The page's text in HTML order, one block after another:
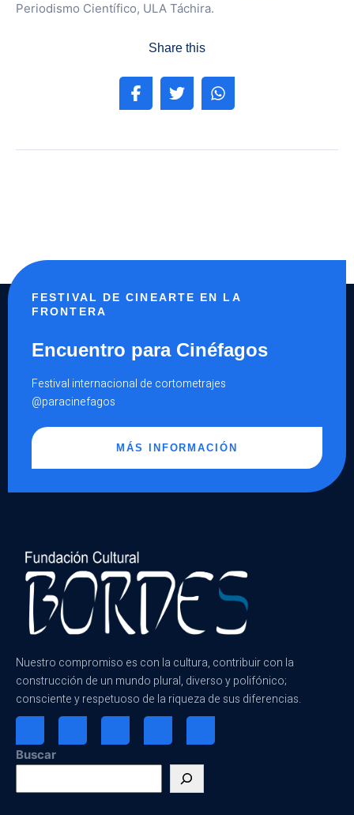
Periodismo Científico, ULA Táchira.
Share this
FESTIVAL DE CINEARTE EN LA
FRONTERA
Encuentro para Cinéfagos
Festival internacional de cortometrajes
@paracinefagos
MÁS INFORMACIÓN
Nuestro compromiso es con la cultura, contribuir con la
construcción de un mundo plural, diverso y polifónico;
consciente y respetuoso de la riqueza de sus diferencias.
Buscar